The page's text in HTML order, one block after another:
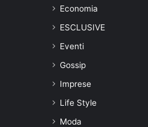
Economia
ESCLUSIVE
Eventi
Gossip
Imprese
Life Style
Moda